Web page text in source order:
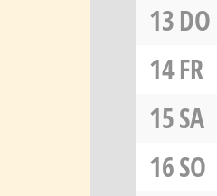
13DO
14FR
15SA
16SO